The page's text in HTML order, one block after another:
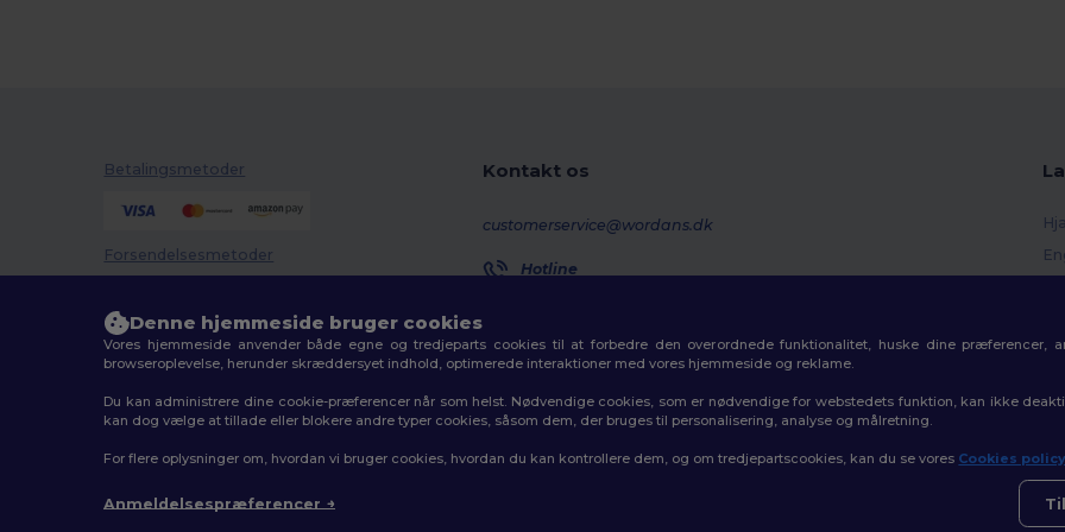
Betalingsmetoder
Forsendelsesmetoder
Kontakt os
customerservice@wordans.dk
Hotline
Ordresporing
2026. Alle rettigheder forbeholdes
Denne hjemmeside bruger cookies
Vores hjemmeside anvender både egne og tredjeparts cookies til at forbedre den overordnede funktionalitet, huske dine præferencer,
browseroplevelse, herunder skræddersyet indhold, optimerede interaktioner med vores hjemmeside og reklame.
Du kan administrere dine cookie-præferencer når som helst. Nødvendige cookies, som er nødvendige for webstedets funktion, kan ikke
kan dog vælge at tillade eller blokere andre typer cookies, såsom dem, der bruges til personalisering, analyse og målretning.
For flere oplysninger om, hvordan vi bruger cookies, hvordan du kan kontrollere dem, og om tredjepartscookies, kan du se vores Cookies policy
Anmeldelsespræferencer
👋